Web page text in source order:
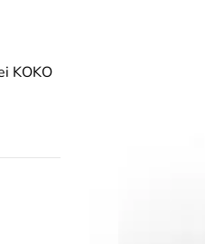
KOKO